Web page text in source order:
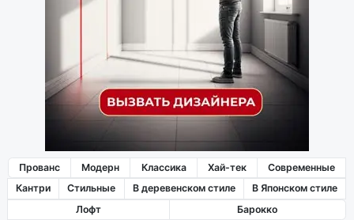
Прованс Модерн Классика Хай-тек
Современные
Кантри
Стильные В деревенском стиле
В Японском стиле
Лофт
Барокко